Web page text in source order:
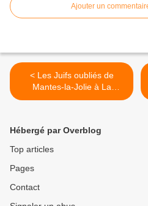
Ajouter un
< Les Juifs oubliés de
Mantes-la-Jolie à La
Nouvelle Réserve à Limay
Hébergé par Overblog
Top articles
Pages
Contact